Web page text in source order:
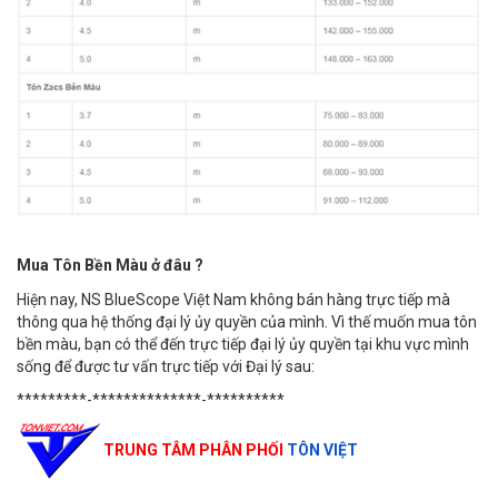
Mua Tôn Bền Màu ở đâu ?
Hiện nay, NS BlueScope Việt Nam không bán hàng trực tiếp mà
thông qua hệ thống đại lý ủy quyền của mình. Vì thế muốn mua tôn
bền màu, bạn có thể đến trực tiếp đại lý ủy quyền tại khu vực mình
sống để được tư vấn trực tiếp với Đại lý sau:
*********-**************-**********
TRUNG TÂM PHÂN PHỐI TÔN VIỆT